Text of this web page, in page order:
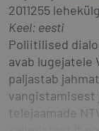
2011255
Keel: eesti
Poliitilised
avab lugejatele
paljastab
vangistamisest
telejaamade